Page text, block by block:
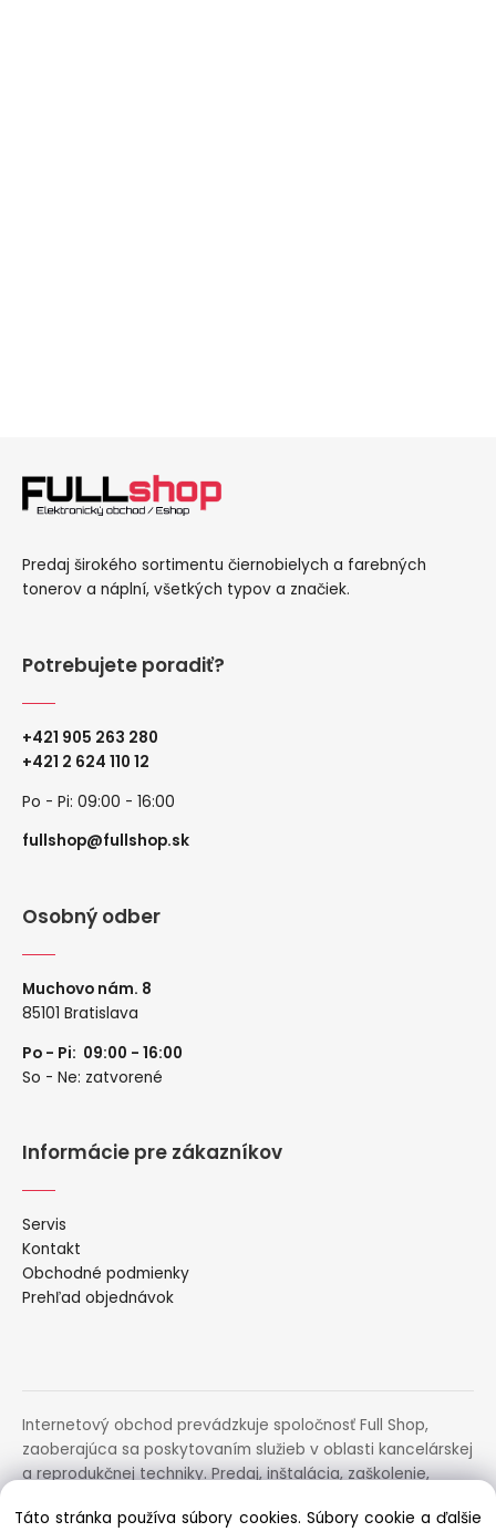
Predaj širokého sortimentu čiernobielych a farebných
tonerov a náplní, všetkých typov a značiek.
Potrebujete poradiť?
+421 905 263 280
+421 2 624 110 12
Po - Pi: 09:00 - 16:00
fullshop@fullshop.sk
Osobný odber
Muchovo nám. 8
85101 Bratislava
Po - Pi: 09:00 - 16:00
So - Ne: zatvorené
Informácie pre zákazníkov
Servis
Kontakt
Obchodné podmienky
Prehľad objednávok
Internetový obchod prevádzkuje spoločnosť Full Shop,
zaoberajúca sa poskytovaním služieb v oblasti kancelárskej
a reprodukčnej techniky. Predaj, inštalácia, zaškolenie,
zariadení.
Táto stránka používa súbory cookies. Súbory cookie a ďalšie